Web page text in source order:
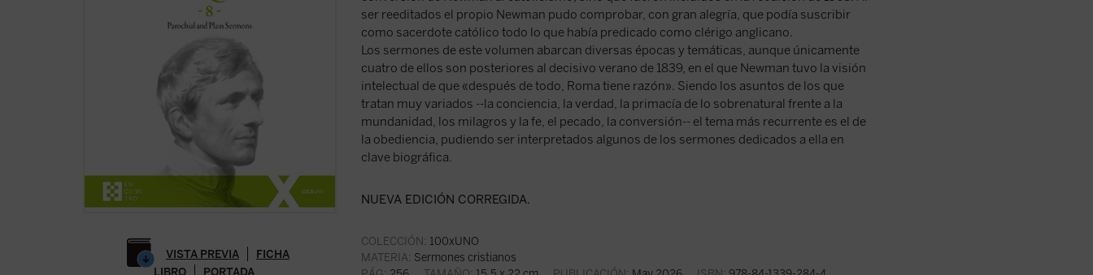
VISTA PREVIA
FICHA
LIBRO
PORTADA
ser reeditados el propio Newman pudo comprobar, con gran alegría, que podía suscribir
como sacerdote católico todo lo que había predicado como clérigo anglicano.
Los sermones de este volumen abarcan diversas épocas y temáticas, aunque únicamente
cuatro de ellos son posteriores al decisivo verano de 1839, en el que Newman tuvo la visión
intelectual de que «después de todo, Roma tiene razón». Siendo los asuntos de los que
tratan muy variados --la conciencia, la verdad, la primacía de lo sobrenatural frente a la
mundanidad, los milagros y la fe, el pecado, la conversión-- el tema más recurrente es el de
la obediencia, pudiendo ser interpretados algunos de los sermones dedicados a ella en
clave biográfica.
NUEVA EDICIÓN CORREGIDA.
COLECCIÓN: 100xUNO
MATERIA: Sermones cristianos